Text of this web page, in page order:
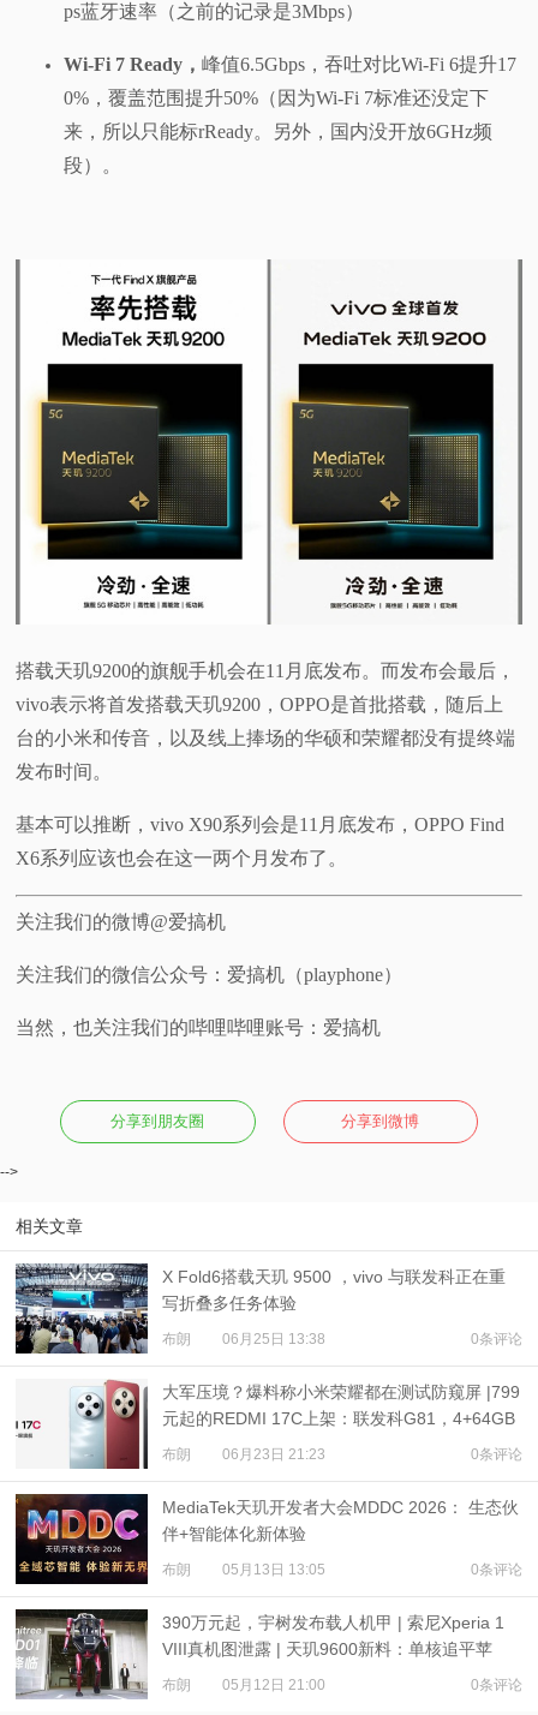
ps蓝牙速率（之前的记录是3Mbps）
Wi-Fi 7 Ready，峰值6.5Gbps，吞吐对比Wi-Fi 6提升17
0%，覆盖范围提升50%（因为Wi-Fi 7标准还没定下
来，所以只能标rReady。另外，国内没开放6GHz频
段）。
搭载天玑9200的旗舰手机会在11月底发布。而发布会最后，
vivo表示将首发搭载天玑9200，OPPO是首批搭载，随后上
台的小米和传音，以及线上捧场的华硕和荣耀都没有提终端
发布时间。
基本可以推断，vivo X90系列会是11月底发布，OPPO Find
X6系列应该也会在这一两个月发布了。
关注我们的微博@爱搞机
关注我们的微信公众号：爱搞机（playphone）
当然，也关注我们的哔哩哔哩账号：爱搞机
分享到朋友圈 分享到微博
-->
相关文章
X Fold6搭载天玑 9500 ，vivo 与联发科正在重
写折叠多任务体验
布朗 06月25日 13:38 0条评论
大军压境？爆料称小米荣耀都在测试防窥屏 |799
元起的REDMI 17C上架：联发科G81，4+64GB
布朗 06月23日 21:23 0条评论
MediaTek天玑开发者大会MDDC 2026： 生态伙
伴+智能体化新体验
布朗 05月13日 13:05 0条评论
390万元起，宇树发布载人机甲 | 索尼Xperia 1
VIII真机图泄露 | 天玑9600新料：单核追平苹
果？
布朗 05月12日 21:00 0条评论